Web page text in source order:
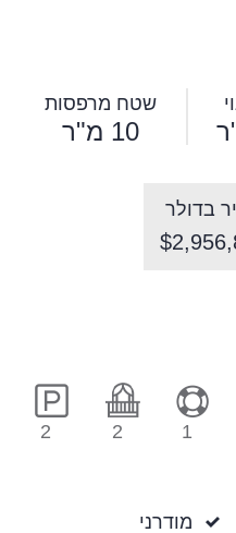
שטח מרפסות
10 מ"ר
בדולר
1
2
2
מודרני